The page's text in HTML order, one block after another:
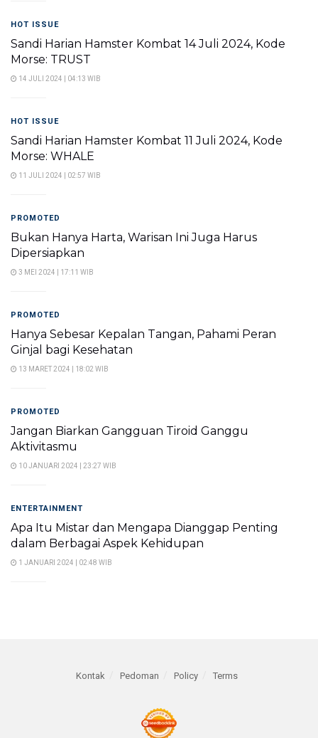
HOT ISSUE
Sandi Harian Hamster Kombat 14 Juli 2024, Kode
Morse: TRUST
14 JULI 2024 | 04:13 WIB
HOT ISSUE
Sandi Harian Hamster Kombat 11 Juli 2024, Kode
Morse: WHALE
11 JULI 2024 | 02:57 WIB
PROMOTED
Bukan Hanya Harta, Warisan Ini Juga Harus
Dipersiapkan
3 MEI 2024 | 17:11 WIB
PROMOTED
Hanya Sebesar Kepalan Tangan, Pahami Peran
Ginjal bagi Kesehatan
13 MARET 2024 | 18:02 WIB
PROMOTED
Jangan Biarkan Gangguan Tiroid Ganggu
Aktivitasmu
10 JANUARI 2024 | 23:27 WIB
ENTERTAINMENT
Apa Itu Mistar dan Mengapa Dianggap Penting
dalam Berbagai Aspek Kehidupan
1 JANUARI 2024 | 02:48 WIB
Kontak Pedoman Policy Terms